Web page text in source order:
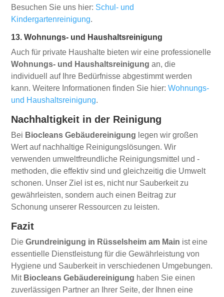
Besuchen Sie uns hier: Schul- und
Kindergartenreinigung.
13. Wohnungs- und Haushaltsreinigung
Auch für private Haushalte bieten wir eine professionelle
Wohnungs- und Haushaltsreinigung an, die
individuell auf Ihre Bedürfnisse abgestimmt werden
kann. Weitere Informationen finden Sie hier:Wohnungs-
und Haushaltsreinigung.
Nachhaltigkeit in der Reinigung
Bei Biocleans Gebäudereinigung legen wir großen
Wert auf nachhaltige Reinigungslösungen. Wir
verwenden umweltfreundliche Reinigungsmittel und -
methoden, die effektiv sind und gleichzeitig die Umwelt
schonen. Unser Ziel ist es, nicht nur Sauberkeit zu
gewährleisten, sondern auch einen Beitrag zur
Schonung unserer Ressourcen zu leisten.
Fazit
DieGrundreinigung in Rüsselsheim am Main ist eine
essentielle Dienstleistung für die Gewährleistung von
Hygiene und Sauberkeit in verschiedenen Umgebungen.
Mit Biocleans Gebäudereinigung haben Sie einen
zuverlässigen Partner an Ihrer Seite, der Ihnen eine